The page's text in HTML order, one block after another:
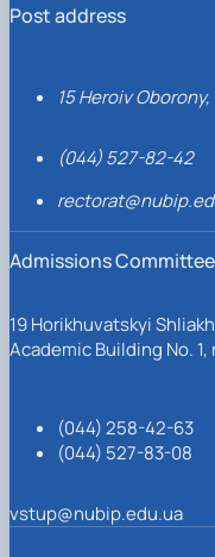
Post address
15 Heroiv
(044) 527-82-42
Admissions Committee
19 Horikhuvatskyi
Academic Building No. 1,
(044) 258-42-63
(044) 527-83-08
vstup@nubip.edu.ua